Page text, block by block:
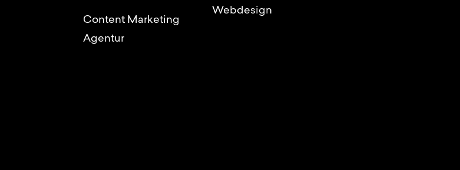
Webdesign
Content Marketing
Agentur